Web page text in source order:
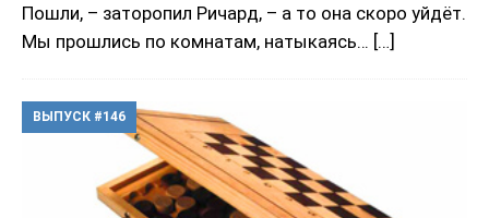
Пошли, – заторопил Ричард, – а то она скоро уйдёт.
Мы прошлись по комнатам, натыкаясь… […]
ВЫПУСК #146